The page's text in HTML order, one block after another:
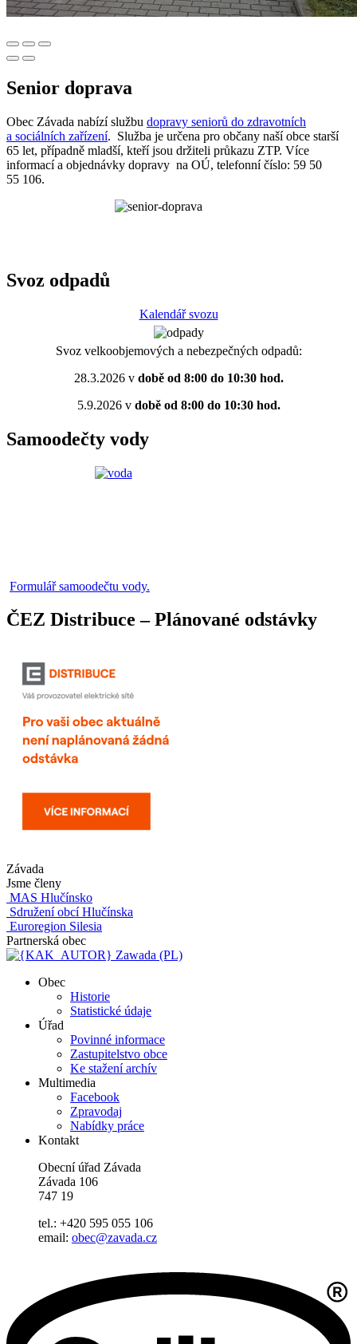
Senior doprava
Obec Závada nabízí službu dopravy seniorů do zdravotních
a sociálních zařízení. Služba je určena pro občany naší obce starší
65 let, případně mladší, kteří jsou držiteli průkazu ZTP. Více
informací a objednávky dopravy na OÚ, telefonní číslo: 59 50
55 106.
Svoz odpadů
Kalendář svozu
Svoz velkoobjemových a nebezpečných odpadů:
28.3.2026 vdobě od 8:00 do 10:30 hod.
5.9.2026 vdobě od 8:00 do 10:30 hod.
Samoodečty vody
Formulář samoodečtu vody.
ČEZ Distribuce – Plánované odstávky
Závada
Jsme členy
MAS Hlučínsko
Sdružení obcí Hlučínska
Euroregion Silesia
Partnerská obec
Zawada (PL)
Obec
Historie
Statistické údaje
Úřad
Povinné informace
Zastupitelstvo obce
Ke stažení archív
Multimedia
Facebook
Zpravodaj
Nabídky práce
Kontakt
Obecní úřad Závada
Závada 106
747 19
tel.: +420 595 055 106
email: obec@zavada.cz